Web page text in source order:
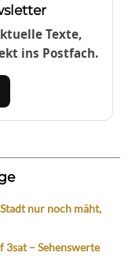
Texte,
ins Postfach.
nur noch mäht,
3sat – Sehenswerte